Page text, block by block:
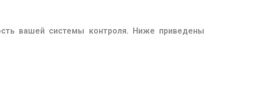
вашей системы контроля. Ниже приведены